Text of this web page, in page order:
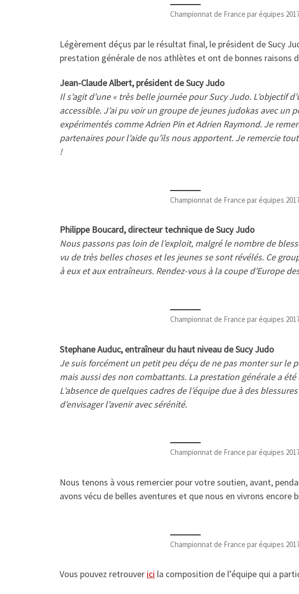
Championnat de France par équipes
Légèrement déçus par le résultat final, le président de Sucy
prestation générale de nos athlètes et ont de bonnes raisons
Jean-Claude Albert, président de Sucy Judo
Il s’agit d’une « très belle journée pour Sucy Judo.
accessible. J’ai pu voir un groupe de jeunes judokas avec
expérimentés comme Adrien Pin et Adrien Raymond. Je
partenaires pour l’aide qu’ils nous apportent. Je remercie
!
Championnat de France par équipes
Philippe Boucard, directeur technique de Sucy Judo
Nous passons pas loin de l’exploit, malgré le nombre de
vu de très belles choses et les jeunes se sont révélés. Ce
à eux et aux entraîneurs. Rendez-vous à la coupe d’Europe
Championnat de France par équipes
Stephane Auduc, entraîneur du haut niveau de Sucy Judo
Je suis forcément un petit peu déçu de ne pas monter sur le
mais aussi des non combattants. La prestation générale a
L’absence de quelques cadres de l’équipe due à des
d’envisager l’avenir avec sérénité.
Championnat de France par équipes
Nous tenons à vous remercier pour votre soutien, avant,
avons vécu de belles aventures et que nous en vivrons encore
Championnat de France par équipes
Vous pouvez retrouver ici la composition de l’équipe qui a